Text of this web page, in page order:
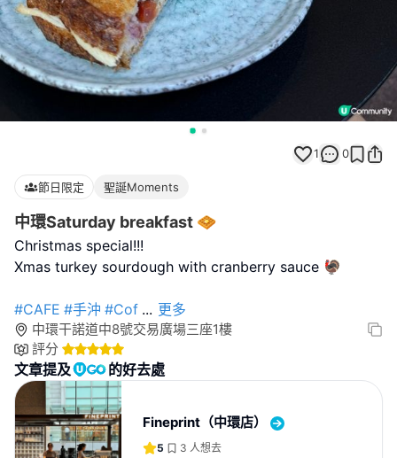
1 0
節日限定 聖誕Moments
中環Saturday breakfast 🧇
Christmas special!!!
Xmas turkey sourdough with cranberry sauce 🦃
#CAFE #手沖 #Cof ... 更多
中環干諾道中8號交易廣場三座1樓
評分
文章提及 的好去處
Fineprint（中環店）
5 3 人想去